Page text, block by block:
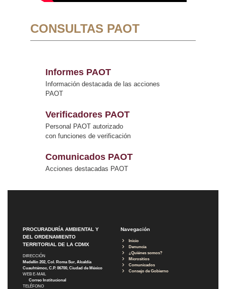
CONSULTAS PAOT
Informes PAOT
Información destacada de las acciones
PAOT
Verificadores PAOT
Personal PAOT autorizado
con funciones de verificación
Comunicados PAOT
Acciones destacadas PAOT
PROCURADURÍA AMBIENTAL Y
DEL ORDENAMIENTO
TERRITORIAL DE LA CDMX
DIRECCIÓN
Medellín 202, Col. Roma Sur, Alcaldía
Cuauhtémoc, C.P. 06700, Ciudad de México
WEB E-MAIL
Correo Institucional
TELÉFONO
Navegación
Inicio
Denuncia
¿Quiénes somos?
Micrositios
Comunicados
Consejo de Gobierno